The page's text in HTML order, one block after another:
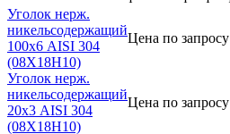
Уголок нерж.
никельсодержащий
100х6 AISI 304
(08Х18Н10)
Цена по запросу
Уголок нерж.
никельсодержащий
20х3 AISI 304
(08Х18Н10)
Цена по запросу